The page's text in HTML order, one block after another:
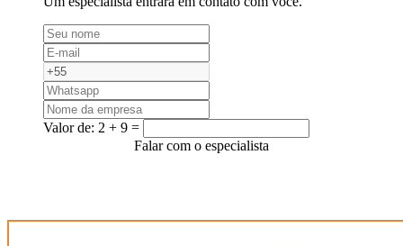
Valor de: 2 + 9 =
Falar com o especialista